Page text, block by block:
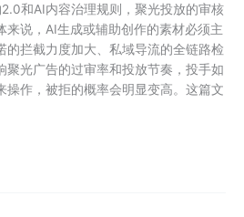
和AI内容治理规则，聚光投放的审核
来说，AI生成或辅助创作的素材必须主
的拦截力度加大、私域导流的全链路检
聚光广告的过审率和投放节奏，投手如
操作，被拒的概率会明显变高。这篇文